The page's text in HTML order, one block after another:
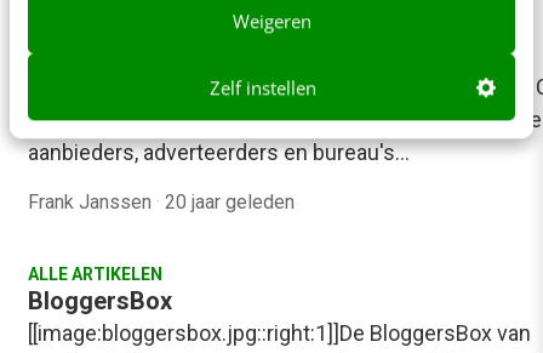
Weigeren
Zelf instellen
Event: Cross Media Cafe Narrowcasting
[[image:nc-scherm.jpg::right:1]]Gistermiddag had in
Hilversum het tweemaandelijkse event Cross Media
plaats. Thema dit maal: narrowcasting. Een grote
aanbieders, adverteerders en bureau's…
Frank Janssen · 20 jaar geleden
ALLE ARTIKELEN
BloggersBox
[[image:bloggersbox.jpg::right:1]]De BloggersBox van